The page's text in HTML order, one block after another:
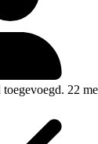
toegevoegd. 22